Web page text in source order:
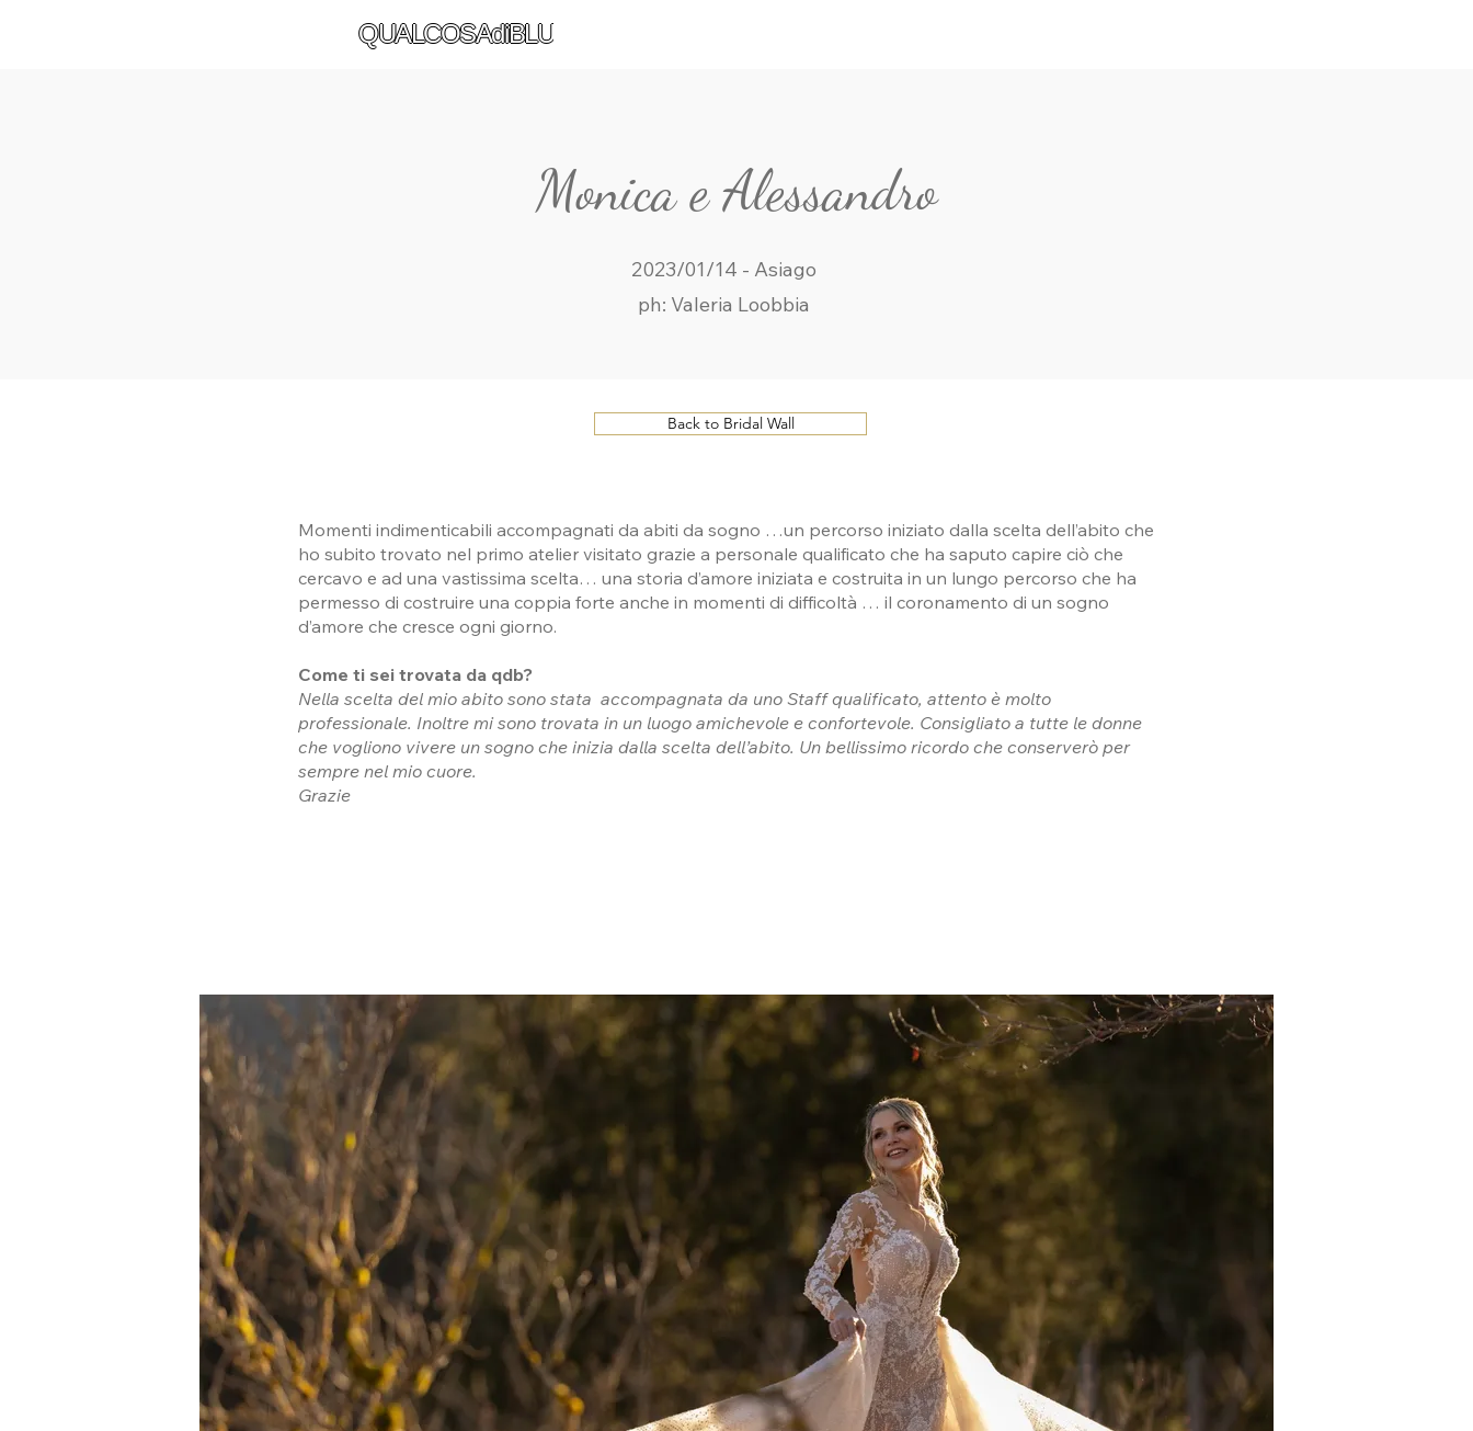
QUALCOSAdiBLU
Momenti indimenticabili accompagnati da abiti da sogno …un percorso iniziato dalla scelta dell’abito che
ho subito trovato nel primo atelier visitato grazie a personale qualificato che ha saputo capire ciò che
cercavo e ad una vastissima scelta… una storia d’amore iniziata e costruita in un lungo percorso che ha
permesso di costruire una coppia forte anche in momenti di difficoltà … il coronamento di un sogno
d’amore che cresce ogni giorno.
Come ti sei trovata da qdb?
Nella scelta del mio abito sono stata accompagnata da uno Staff qualificato, attento è molto
professionale. Inoltre mi sono trovata in un luogo amichevole e confortevole. Consigliato a tutte le donne
che vogliono vivere un sogno che inizia dalla scelta dell’abito. Un bellissimo ricordo che conserverò per
sempre nel mio cuore.
Grazie
Monica e Alessandro
2023/01/14 - Asiago
ph: Valeria Loobbia
Back to Bridal Wall